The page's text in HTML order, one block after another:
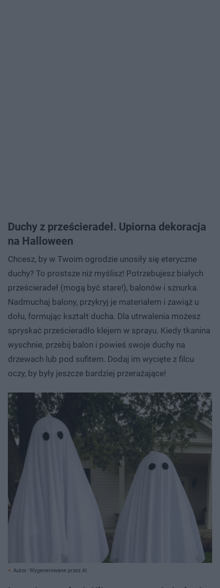
Duchy z prześcieradeł. Upiorna dekoracja
na Halloween
Chcesz, by w Twoim ogrodzie unosiły się eteryczne
duchy? To prostsze niż myślisz! Potrzebujesz białych
prześcieradeł (mogą być stare!), balonów i sznurka.
Nadmuchaj balony, przykryj je materiałem i zawiąż u
dołu, formując kształt ducha. Dla utrwalenia możesz
spryskać prześcieradło klejem w sprayu. Kiedy tkanina
wyschnie, przebij balon i powieś swoje duchy na
drzewach lub pod sufitem. Dodaj im wycięte z filcu
oczy, by były jeszcze bardziej przerażające!
Autor: Wygenerowane przez AI